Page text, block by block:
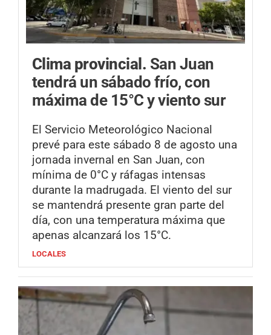
Clima provincial. San Juan
tendrá un sábado frío, con
máxima de 15°C y viento sur
El Servicio Meteorológico Nacional
prevé para este sábado 8 de agosto una
jornada invernal en San Juan, con
mínima de 0°C y ráfagas intensas
durante la madrugada. El viento del sur
se mantendrá presente gran parte del
día, con una temperatura máxima que
apenas alcanzará los 15°C.
LOCALES